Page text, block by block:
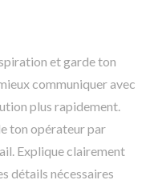
et garde ton
communiquer avec
plus rapidement.
ton opérateur par
Explique clairement
détails nécessaires